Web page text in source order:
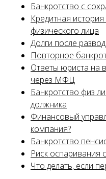
Банкротство с
Кредитная
физического лица
Долги после
Повторное
Ответы юриста на
через МФЦ
Банкротство физ
должника
Финансовый
компания?
Банкротство
Риск оспаривания
Что делать, если